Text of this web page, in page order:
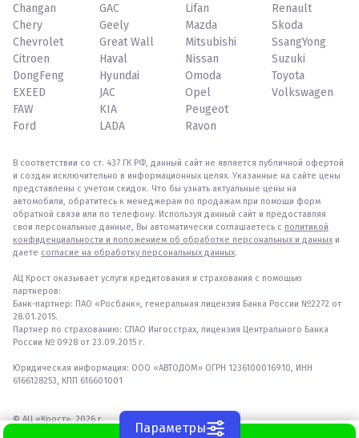
Changan
Chery
Chevrolet
Citroen
DongFeng
EXEED
FAW
Ford
GAC
Geely
Great Wall
Haval
Hyundai
JAC
KIA
LADA
Lifan
Mazda
Mitsubishi
Nissan
Omoda
Opel
Peugeot
Ravon
Renault
Skoda
SsangYong
Suzuki
Toyota
Volkswagen
В соответствии со ст. 437 ГК РФ, данный сайт не является публичной офертой
и создан исключительно в информационных целях. Указанные на сайте цены
представлены с учетом скидок. Что бы узнать актуальные цены на
автомобили, обратитесь к менеджерам по продажам при помощи форм
обратной связи или по телефону. Используя данный сайт и предоставляя
свои персональные данные, Вы автоматически соглашаетесь с политикой
конфиденциальности и положением об обработке персональных и данных и
даете согласие на обработку персональных данных.
АЦ Крост оказывает услуги кредитования и страхования с помощью
партнеров:
Банк-партнер: ПАО «Росбанк», генеральная лицензия Банка России №2272 от
28.01.2015.
Партнер по страхованию: СПАО Ингосстрах, лицензия Центрального Банка
России № 0928 от 23.09.2015 г.
Юридическая информация: ООО «АВТОДОМ» ОГРН 1236100016910, ИНН
6166128253, КПП 616601001
© АЦ «Крост», 2026 г.
Параметры
WhatsApp